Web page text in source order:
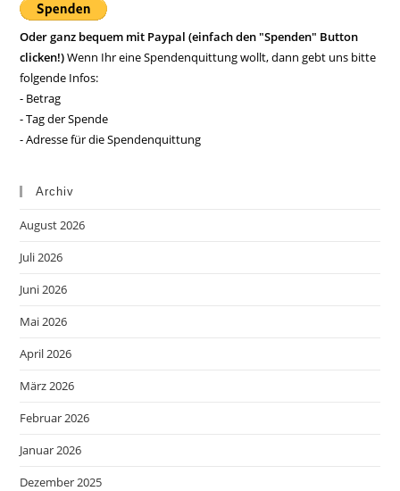
Oder ganz bequem mit Paypal (einfach den "Spenden" Button
clicken!)Wenn Ihr eine Spendenquittung wollt, dann gebt uns bitte
folgende Infos:
- Betrag
- Tag der Spende
- Adresse für die Spendenquittung
Archiv
August 2026
Juli 2026
Juni 2026
Mai 2026
April 2026
März 2026
Februar 2026
Januar 2026
Dezember 2025